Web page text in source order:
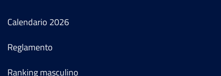
Calendario 2026
Reglamento
Ranking masculino